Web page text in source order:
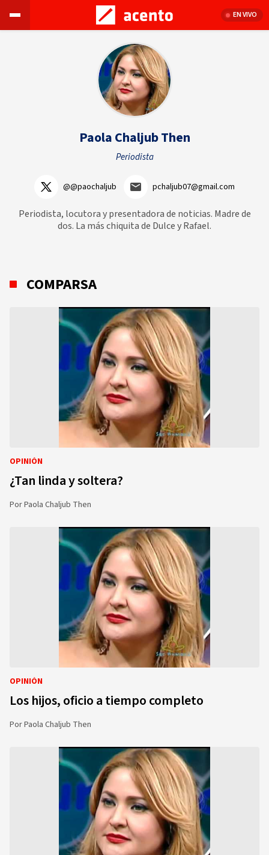
EN VIVO
Paola Chaljub Then
Periodista
@@paochaljub pchaljub07@gmail.com
Periodista, locutora y presentadora de noticias. Madre de
dos. La más chiquita de Dulce y Rafael.
COMPARSA
OPINIÓN
¿Tan linda y soltera?
PorPaola Chaljub Then
OPINIÓN
Los hijos, oficio a tiempo completo
PorPaola Chaljub Then